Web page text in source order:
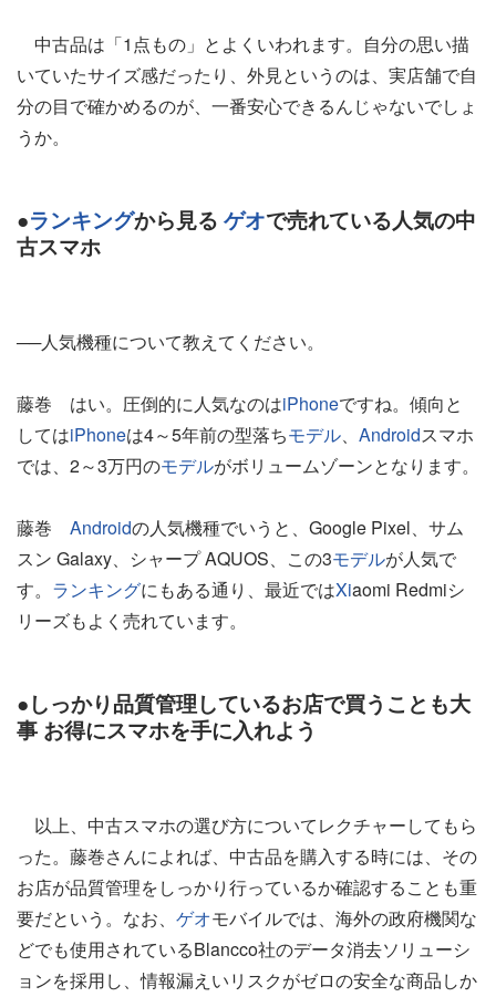
中古品は「1点もの」とよくいわれます。自分の思い描
いていたサイズ感だったり、外見というのは、実店舗で自
分の目で確かめるのが、一番安心できるんじゃないでしょ
うか。
●ランキングから見る ゲオで売れている人気の中
古スマホ
──人気機種について教えてください。
藤巻 はい。圧倒的に人気なのはiPhoneですね。傾向と
してはiPhoneは4～5年前の型落ちモデル、 Androidスマホ
では、2～3万円のモデルがボリュームゾーンとなります。
藤巻 Androidの人気機種でいうと、Google Pixel、サム
スン Galaxy、シャープ AQUOS、この3モデルが人気で
す。 ランキングにもある通り、最近ではXiaomi Redmiシ
リーズもよく売れています。
●しっかり品質管理しているお店で買うことも大
事 お得にスマホを手に入れよう
以上、中古スマホの選び方についてレクチャーしてもら
った。藤巻さんによれば、中古品を購入する時には、その
お店が品質管理をしっかり行っているか確認することも重
要だという。なお、 ゲオモバイルでは、海外の政府機関な
どでも使用されているBlancco社のデータ消去ソリューシ
ョンを採用し、情報漏えいリスクがゼロの安全な商品しか